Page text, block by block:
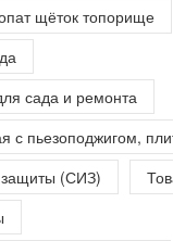
щёток топорище
сада и ремонта
с пьезоподжигом,
(СИЗ)